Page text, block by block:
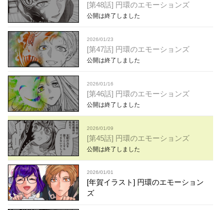
[第48話] 円環のエモーションズ
公開は終了しました
2026/01/23
[第47話] 円環のエモーションズ
公開は終了しました
2026/01/16
[第46話] 円環のエモーションズ
公開は終了しました
2026/01/09
[第45話] 円環のエモーションズ
公開は終了しました
2026/01/01
[年賀イラスト] 円環のエモーション
ズ